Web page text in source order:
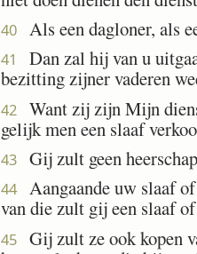
40 Als een dagloner, als
41
Dan zal hij van u
bezitting zijner vaderen
42
Want zij zijn Mijn
gelijk men een slaaf
43 Gij zult geen
44
Aangaande uw slaaf
van die zult gij een slaaf
45
Gij zult ze ook kopen